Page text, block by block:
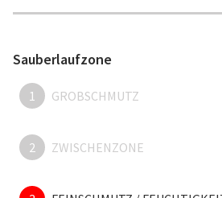
Sauberlaufzone
1 GROBSCHMUTZ
2 ZWISCHENZONE